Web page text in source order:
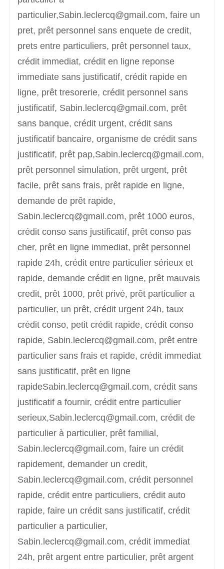
particulier,Sabin.leclercq@gmail.com, faire un
pret, prêt personnel sans enquete de credit,
prets entre particuliers, prêt personnel taux,
crédit immediat, crédit en ligne reponse
immediate sans justificatif, crédit rapide en
ligne, prêt tresorerie, crédit personnel sans
justificatif, Sabin.leclercq@gmail.com, prêt
sans banque, crédit urgent, crédit sans
justificatif bancaire, organisme de crédit sans
justificatif, prêt pap,Sabin.leclercq@gmail.com,
prêt personnel simulation, prêt urgent, prêt
facile, prêt sans frais, prêt rapide en ligne,
demande de prêt rapide,
Sabin.leclercq@gmail.com, prêt 1000 euros,
crédit conso sans justificatif, prêt conso pas
cher, prêt en ligne immediat, prêt personnel
rapide 24h, crédit entre particulier sérieux et
rapide, demande crédit en ligne, prêt mauvais
credit, prêt 1000, prêt privé, prêt particulier a
particulier, un prêt, crédit urgent 24h, taux
crédit conso, petit crédit rapide, crédit conso
rapide, Sabin.leclercq@gmail.com, prêt entre
particulier sans frais et rapide, crédit immediat
sans justificatif, prêt en ligne
rapideSabin.leclercq@gmail.com, crédit sans
justificatif a fournir, crédit entre particulier
serieux,Sabin.leclercq@gmail.com, crédit de
particulier à particulier, prêt familial,
Sabin.leclercq@gmail.com, faire un crédit
rapidement, demander un credit,
Sabin.leclercq@gmail.com, crédit personnel
rapide, crédit entre particuliers, crédit auto
rapide, faire un crédit sans justificatif, crédit
particulier a particulier,
Sabin.leclercq@gmail.com, crédit immediat
24h, prêt argent entre particulier, prêt argent